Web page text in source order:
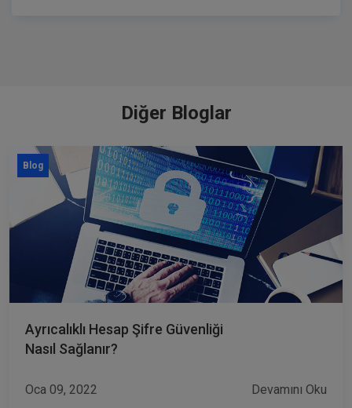
Diğer Bloglar
Blog
Ayrıcalıklı Hesap Şifre Güvenliği
Nasıl Sağlanır?
Oca 09, 2022 Devamını Oku